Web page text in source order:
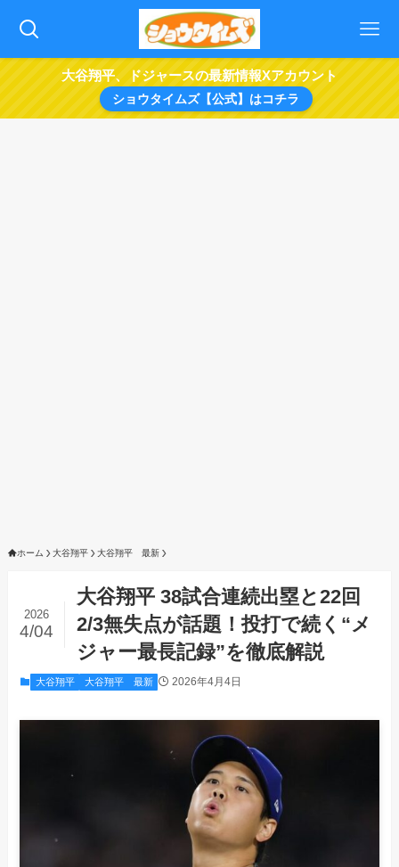
大谷翔平、ドジャースの最新情報Xアカウント
ショウタイムズ【公式】はコチラ
ホーム 大谷翔平 大谷翔平 最新
大谷翔平 38試合連続出塁と22回
2/3無失点が話題！投打で続く“メ
ジャー最長記録”を徹底解説
2026
4/04
大谷翔平 大谷翔平 最新 2026年4月4日